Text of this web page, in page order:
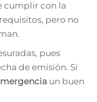
cumplir con la
pero no
pues
de emisión. Si
un buen